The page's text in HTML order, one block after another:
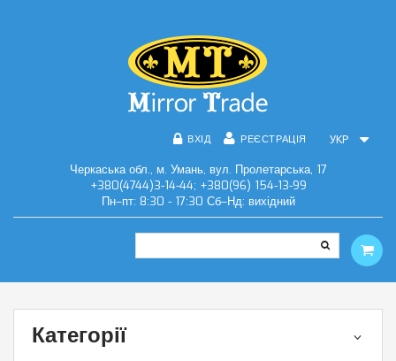
УКР
ВХІД РЕЄСТРАЦІЯ
Черкаська обл., м. Умань, вул. Пролетарська, 17
+380(4744)3-14-44; +380(96) 154-13-99
Пн–пт: 8:30 - 17:30 Сб–Нд: вихідний
Категорії